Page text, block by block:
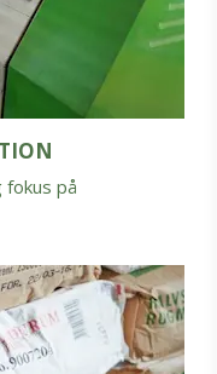
på